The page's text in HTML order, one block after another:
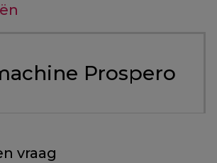
Prospero
vraag